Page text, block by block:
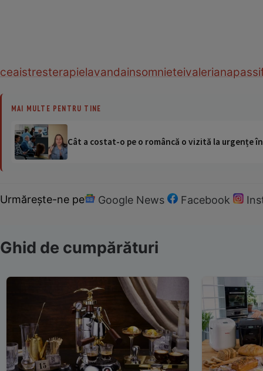
ceaistresterapielavandainsomnieteivaleriana
MAI MULTE PENTRU TINE
Cât a costat-o pe o româncă o vizită la urgențe
Urmărește-ne pe Google News Facebook
Ghid de cumpărături